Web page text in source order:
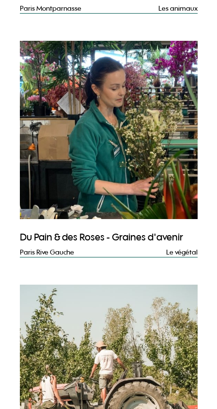
Paris Montparnasse Les animaux
Du Pain & des Roses - Graines d'avenir
Paris Rive Gauche Le végétal